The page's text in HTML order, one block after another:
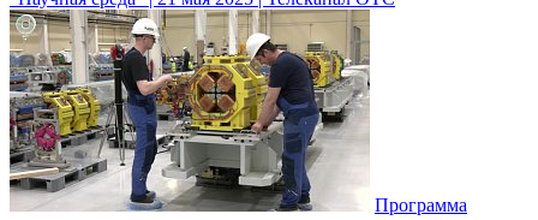
Программа